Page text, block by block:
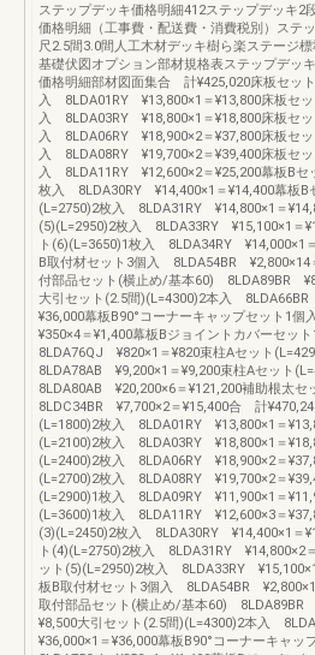
ステップデッキ価格明細412ステップデッキ
価格明細（工事費・配送費・消費税別）ステ
尺2.5間3.0間人工木材デッキ樹ら楽ステージ
基礎伏図オプション部材規格表ステップデッ
価格明細部材図面集合 計¥425,020床板セッ
入 8LDA01RY ¥13,800×1＝¥13,800床板セ
入 8LDA03RY ¥18,800×1＝¥18,800床板セ
入 8LDA06RY ¥18,900×2＝¥37,800床板セ
入 8LDA08RY ¥19,700×2＝¥39,400床板セ
入 8LDA11RY ¥12,600×2＝¥25,200幕板Bセ
枚入 8LDA30RY ¥14,400×1＝¥14,400幕板B
(L=2750)2枚入 8LDA31RY ¥14,800×1＝
(5)(L=2950)2枚入 8LDA33RY ¥15,100×1＝
ト(6)(L=3650)1枚入 8LDA34RY ¥14,000×1
B取付材セット3個入 8LDA54BR ¥2,800×14
付部品セット(横止め/基本60) 8LDA89BR
大引セット(2.5間)(L=4300)2本入 8LDA66BR
¥36,000幕板B90°コーナーキャップセット1
¥350×4＝¥1,400幕板Bジョイントカバーセッ
8LDA76QJ ¥820×1＝¥820束柱Aセット
8LDA78AB ¥9,200×1＝¥9,200束柱Aセット
8LDA80AB ¥20,200×6＝¥121,200補助根太
8LDC34BR ¥7,700×2＝¥15,400合 計
(L=1800)2枚入 8LDA01RY ¥13,800×1＝
(L=2100)2枚入 8LDA03RY ¥18,800×1＝
(L=2400)2枚入 8LDA06RY ¥18,900×2＝
(L=2700)2枚入 8LDA08RY ¥19,700×2＝
(L=2900)1枚入 8LDA09RY ¥11,900×1＝
(L=3600)1枚入 8LDA11RY ¥12,600×3＝
(3)(L=2450)2枚入 8LDA30RY ¥14,400×1＝
ト(4)(L=2750)2枚入 8LDA31RY ¥14,800×2
ット(5)(L=2950)2枚入 8LDA33RY
板B取付材セット3個入 8LDA54BR
取付部品セット(横止め/基本60) 8LDA89BR
¥8,500大引セット(2.5間)(L=4300)2本入
¥36,000×1＝¥36,000幕板B90°コーナーキャ